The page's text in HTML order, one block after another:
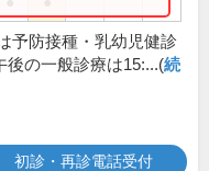
予防接種・乳幼児健診
後の一般診療は15:...(続
初診・再診電話受付